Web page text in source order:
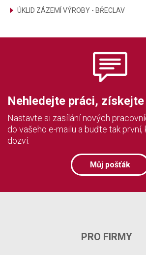
ÚKLID ZÁZEMÍ VÝROBY - BŘECLAV
Nehledejte práci, získejte
Nastavte si zasílání nových
do vašeho e-mailu a buďte tak první,
dozví.
Můj pošťák
PRO FIRMY